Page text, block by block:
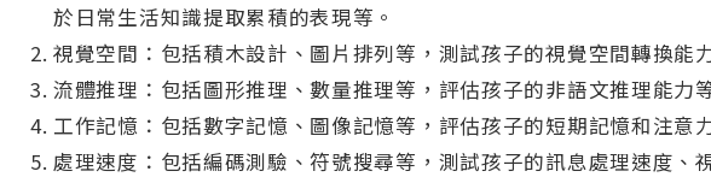
於日常生活知識提取累積的表現等。
視覺空間：包括積木設計、圖片排列等，測試孩子的視覺空間轉換能
流體推理：包括圖形推理、數量推理等，評估孩子的非語文推理能力
工作記憶：包括數字記憶、圖像記憶等，評估孩子的短期記憶和注意
處理速度：包括編碼測驗、符號搜尋等，測試孩子的訊息處理速度、